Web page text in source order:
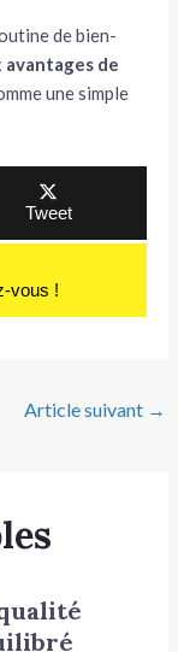
de bien-
avantages de
une simple
Tweet
vous !
Article suivant →